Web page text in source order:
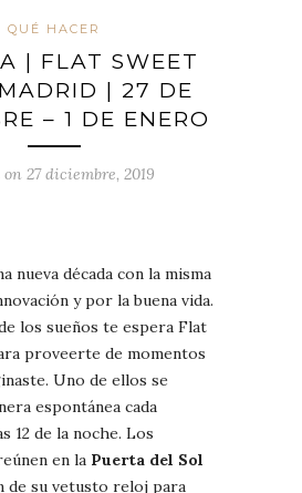
QUÉ HACER
| FLAT SWEET
| 27 DE
– 1 DE ENERO
on 27 diciembre, 2019
nueva década con la misma
y por la buena vida.
los sueños te espera Flat
proveerte de momentos
Uno de ellos se
espontánea cada
12 de la noche. Los
en la Puerta del Sol
de su vetusto reloj para